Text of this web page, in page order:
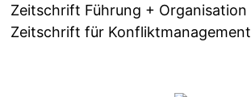
Zeitschrift Führung + Organisation
Zeitschrift für Konfliktmanagement